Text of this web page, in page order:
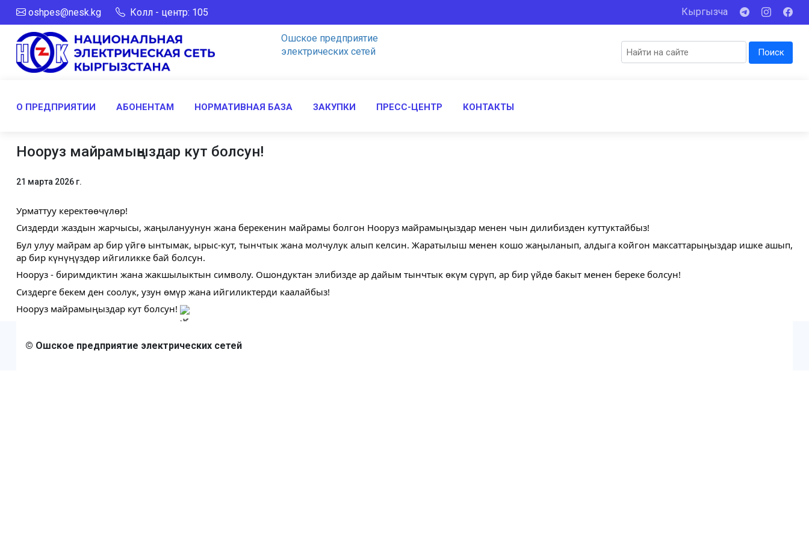
oshpes@nesk.kg Колл - центр: 105 Кыргызча
Ошское предприятие
электрических сетей
Поиск
О ПРЕДПРИЯТИИ АБОНЕНТАМ НОРМАТИВНАЯ БАЗА ЗАКУПКИ ПРЕСС-ЦЕНТР КОНТАКТЫ
Нооруз майрамыңыздар кут болсун!
21 марта 2026 г.
Урматтуу керектөөчүлөр!
Сиздерди жаздын жарчысы, жаңылануунун жана берекенин майрамы болгон Нооруз майрамыңыздар менен чын дилибизден куттуктайбыз!
Бул улуу майрам ар бир үйгө ынтымак, ырыс-кут, тынчтык жана молчулук алып келсин. Жаратылыш менен кошо жаңыланып, алдыга койгон максаттарыңыздар ишке ашып,
ар бир күнүңүздөр ийгиликке бай болсун.
Нооруз - биримдиктин жана жакшылыктын символу. Ошондуктан элибизде ар дайым тынчтык өкүм сүрүп, ар бир үйдө бакыт менен береке болсун!
Сиздерге бекем ден соолук, узун өмүр жана ийгиликтерди каалайбыз!
Нооруз майрамыңыздар кут болсун!
© Ошское предприятие электрических сетей